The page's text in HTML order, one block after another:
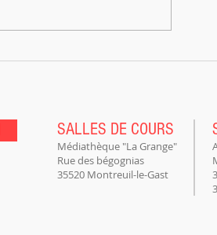
Le CROQ'N ROLL fête
SALLES DE COURS
Médiathèque "La Grange"
Rue des bégognias
35520 Montreuil-le-Gast